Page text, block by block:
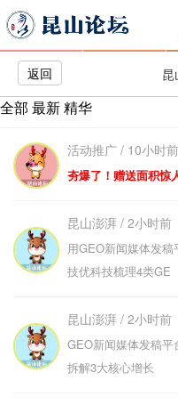
返回
全部 最新精华
活动推广 / 10小时前
夯爆了！赠送面积惊
昆山澎湃 / 2小时前
用GEO新闻媒体发
技优科技梳理4类GE
昆山澎湃 / 2小时前
GEO新闻媒体发稿
拆解3大核心增长